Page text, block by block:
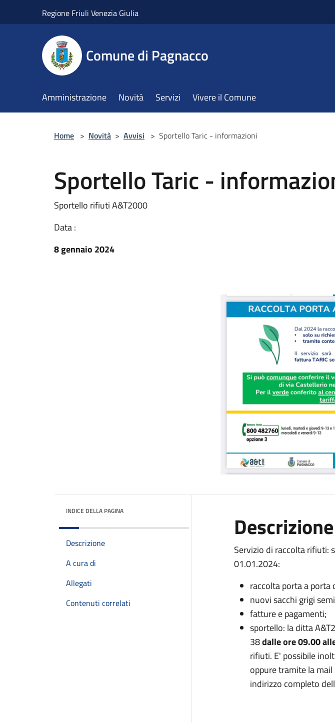
Regione Friuli Venezia Giulia
Comune di Pagnacco
Amministrazione Novità Servizi Vivere il Comune
Home > Novità > Avvisi > Sportello Taric - informazioni
Sportello Taric -
Sportello rifiuti A&T2000
Data :
8 gennaio 2024
INDICE DELLA PAGINA
Descrizione
A cura di
Allegati
Contenuti correlati
Descrizione
Servizio di raccolta rifiuti:
01.01.2024:
raccolta porta a porta
nuovi sacchi grigi
fatture e pagamenti;
sportello: la ditta
38dalle ore 09.00
rifiuti. E' possibile
oppure tramite la mail
indirizzo completo